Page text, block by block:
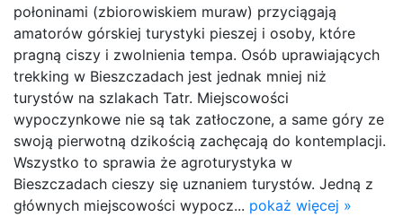
połoninami (zbiorowiskiem muraw) przyciągają
amatorów górskiej turystyki pieszej i osoby, które
pragną ciszy i zwolnienia tempa. Osób uprawiających
trekking w Bieszczadach jest jednak mniej niż
turystów na szlakach Tatr. Miejscowości
wypoczynkowe nie są tak zatłoczone, a same góry ze
swoją pierwotną dzikością zachęcają do kontemplacji.
Wszystko to sprawia że agroturystyka w
Bieszczadach cieszy się uznaniem turystów. Jedną z
głównych miejscowości wypocz... pokaż więcej »